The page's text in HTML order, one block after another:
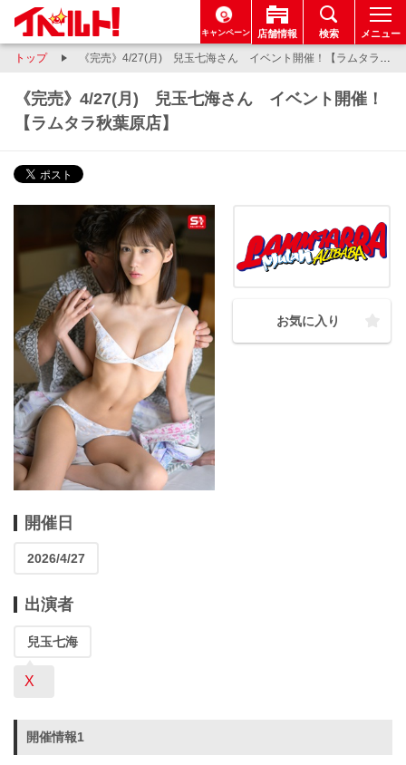
キャンペーン 店舗情報 検索 メニュー
トップ 《完売》4/27(月) 兒玉七海さん イベント開催！【ラムタラ秋葉原店】
《完売》4/27(月) 兒玉七海さん イベント開催！
【ラムタラ秋葉原店】
お気に入り
開催日
2026/4/27
出演者
兒玉七海
X
開催情報1